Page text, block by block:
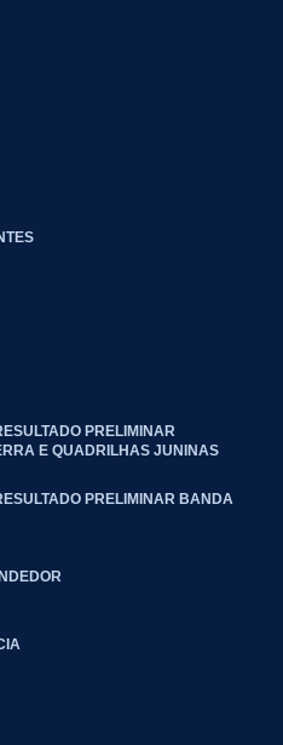
PRELIMINAR
E QUADRILHAS JUNINAS
PRELIMINAR BANDA